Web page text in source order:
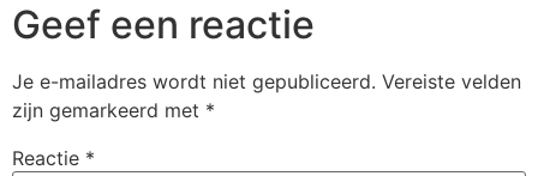
Geef een reactie
Je e-mailadres wordt niet gepubliceerd. Vereiste velden
zijn gemarkeerd met *
Reactie *